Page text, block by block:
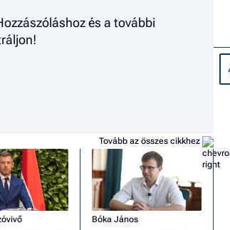
és a további
Tovább az összes cikkhez
Bóka János